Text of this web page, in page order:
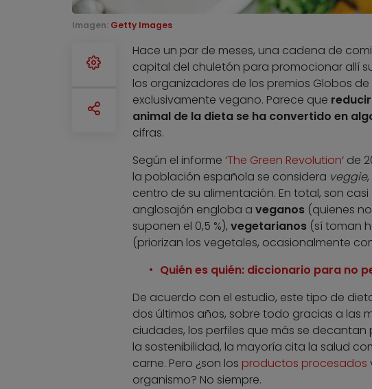
Imagen: Getty Images
Hace un par de meses, una cadena de
capital del chuletón para promocionar allí
los organizadores de los premios Globos
exclusivamente vegano. Parece que
animal de la dieta se ha convertido en
cifras.
Según el informe ‘The Green Revolution‘ de
la población española se considera veggie
centro de su alimentación. En total, son
anglosajón engloba a veganos(quienes
suponen el 0,5 %), vegetarianos(sí toman
(priorizan los vegetales, ocasionalmente
Quién es quién: diccionario para no
De acuerdo con el estudio, este tipo de
dos últimos años, sobre todo gracias a las
ciudades, los perfiles que más se
la sostenibilidad, la mayoría cita la salud
carne. Pero ¿son los productos procesados
organismo? No siempre.